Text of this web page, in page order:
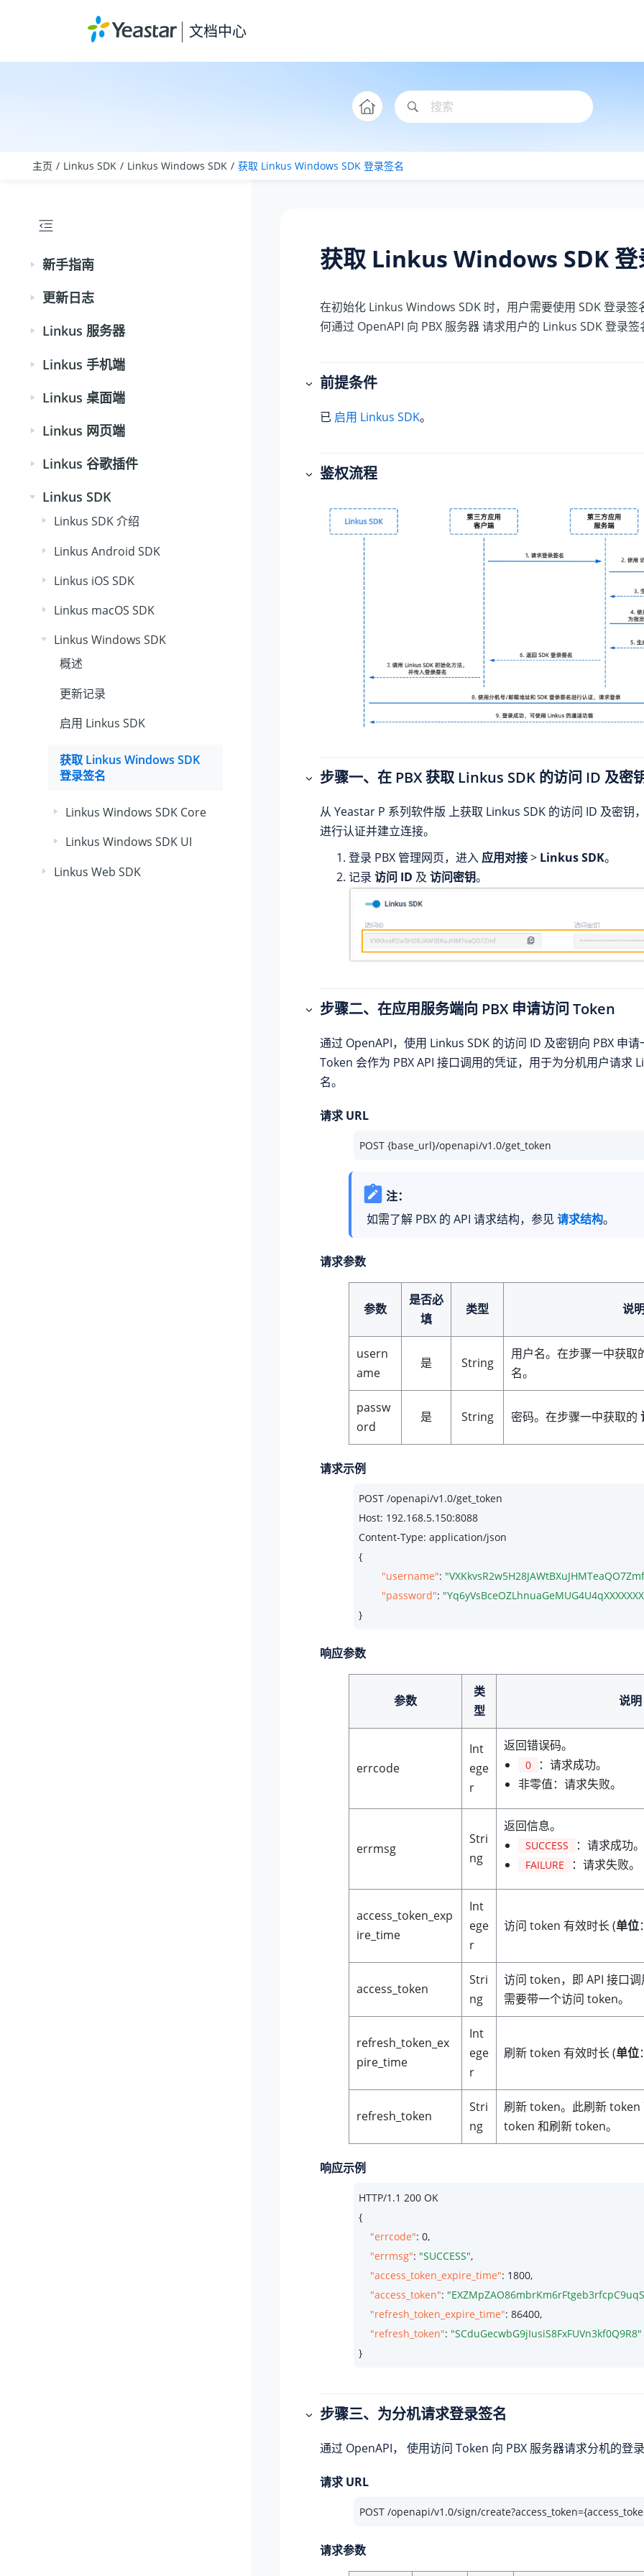
文档中心
主页 Linkus SDK Linkus Windows SDK 获取 Linkus Windows SDK 登录签名
新手指南
更新日志
Linkus 服务器
Linkus 手机端
Linkus 桌面端
Linkus 网页端
Linkus 谷歌插件
Linkus SDK
Linkus SDK 介绍
Linkus Android SDK
Linkus iOS SDK
Linkus macOS SDK
Linkus Windows SDK
概述
更新记录
启用 Linkus SDK
获取 Linkus Windows SDK
登录签名
Linkus Windows SDK Core
Linkus Windows SDK UI
Linkus Web SDK
获取 Linkus Windows SDK 登
在初始化 Linkus Windows SDK 时，用户需要使用 SDK 登录签
何通过 OpenAPI 向 PBX 服务器 请求用户的 Linkus SDK 登录签
前提条件
已 启用 Linkus SDK。
鉴权流程
步骤一、在 PBX 获取Linkus SDK 的访问 ID 及密
从 Yeastar P 系列软件版 上获取 Linkus SDK 的访问 ID 及密钥
进行认证并建立连接。
登录 PBX 管理网页，进入 应用对接> Linkus SDK。
记录 访问 ID 及 访问密钥。
步骤二、在应用服务端向 PBX 申请访问 Token
通过 OpenAPI，使用 Linkus SDK 的访问 ID 及密钥向 PBX 申
Token 会作为 PBX API 接口调用的凭证，用于为分机用户请求
名。
请求 URL
POST {base_url}/openapi/v1.0/get_token
注：
如需了解 PBX 的 API 请求结构，参见 请求结构。
请求参数
参数
是否必
填
类型 说
usern
ame
是 String
用户名。在步骤一中获取
名。
passw
ord
是 String 密码。在步骤一中获取的
请求示例
POST /openapi/v1.0/get_token
Host: 192.168.5.150:8088
Content-Type: application/json
{
"username":
"password":
}
响应参数
参数
类
型
说明
errcode
Int
ege
r
返回错误码。
0
：请求成功。
非零值：请求失败。
errmsg
Stri
ng
返回信息。
SUCCESS ：请求成功。
FAILURE ：请求失败。
access_token_exp
ire_time
Int
ege
r
访问 token 有效时长 (单位
access_token
Stri
ng
访问 token，即 API 接口
需要带一个访问 token。
refresh_token_ex
pire_time
Int
ege
r
刷新 token 有效时长 (单位
refresh_token
Stri
ng
刷新 token。此刷新 token
token 和刷新 token。
响应示例
HTTP/1.1 200 OK
{
"errcode": 0,
"errmsg": "SUCCESS",
"access_token_expire_time": 1800,
"access_token":
"refresh_token_expire_time": 86400,
"refresh_token": "SCduGecwbG9jIusiS8FxFUVn3kf0Q9R8"
}
步骤三、为分机请求登录签名
通过 OpenAPI， 使用访问 Token 向 PBX 服务器请求分机的登录
请求 URL
POST /openapi/v1.0/sign/
请求参数